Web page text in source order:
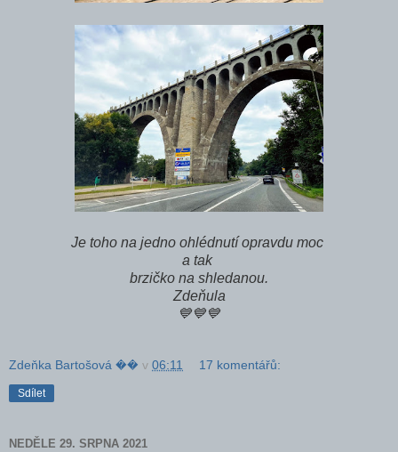
Je toho na jedno ohlédnutí opravdu moc
a tak
brzičko na shledanou.
Zdeňula
💙💙💙
Zdeňka Bartošová �� v 06:11 17 komentářů:
Sdílet
NEDĚLE 29. SRPNA 2021